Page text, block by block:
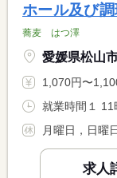
ホール及び
蕎麦 はつ澤
愛媛県松山
1,070円〜1,100円 ※フルタ
月曜日，日曜
求人